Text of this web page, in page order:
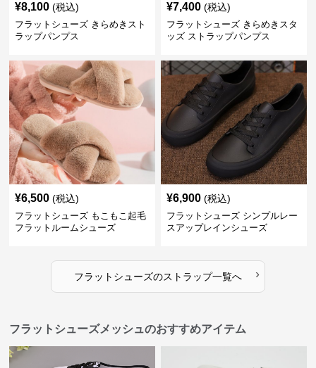
¥8,100 (税込)
フラットシューズ きらめきスト
ラップパンプス
¥7,400 (税込)
フラットシューズ きらめきスタ
ッズ ストラップパンプス
¥6,500 (税込)
フラットシューズ もこもこ起毛
フラットルームシューズ
¥6,900 (税込)
フラットシューズ シンプルレー
スアップレインシューズ
フラットシューズのストラップ一覧へ ›
フラットシューズメッシュのおすすめアイテム